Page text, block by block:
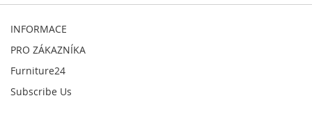
INFORMACE
PRO ZÁKAZNÍKA
Furniture24
Subscribe Us